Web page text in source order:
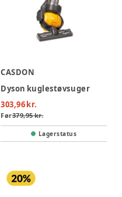
CASDON
Dyson kuglestøvsuger
303,96 kr.
Før379,95 kr.
Lagerstatus